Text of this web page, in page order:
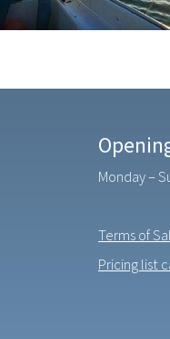
Monday –
Terms of
Pricing list